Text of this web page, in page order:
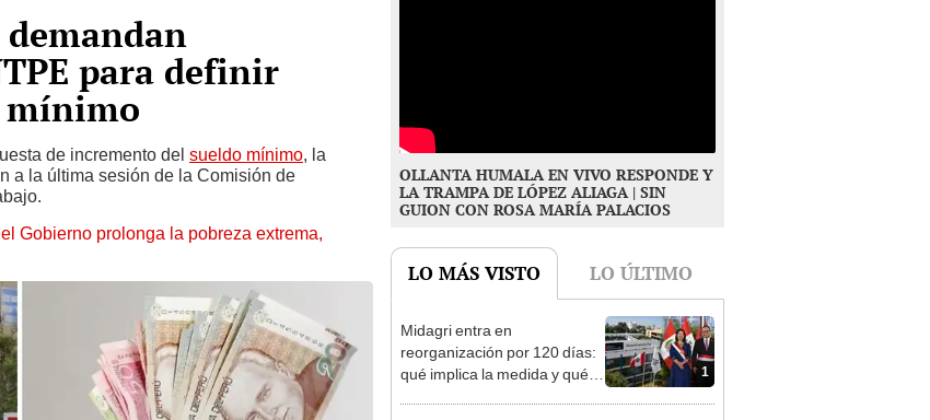
para definir
mínimo
de incremento del sueldo mínimo, la
a la última sesión de la Comisión de
Gobierno prolonga la pobreza extrema,
OLLANTA HUMALA EN VIVO RESPONDE Y
LA TRAMPA DE LÓPEZ ALIAGA | SIN
GUION CON ROSA MARÍA PALACIOS
LO MÁS VISTO LO ÚLTIMO
1
Midagri entra en
reorganización por 120 días:
qué implica la medida y qué